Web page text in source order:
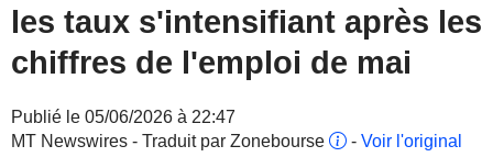
les taux s'intensifiant après les
chiffres de l'emploi de mai
Publié le 05/06/2026 à 22:47
MT Newswires - Traduit par Zonebourse
- Voir l'original